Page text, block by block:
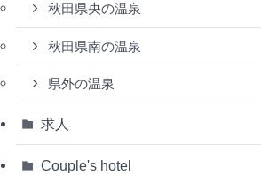
秋田県央の温泉
秋田県南の温泉
県外の温泉
求人
Couple's hotel